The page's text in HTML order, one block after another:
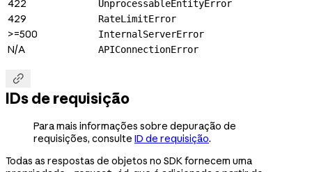
422 UnprocessableEntityError
429 RateLimitError
>=500 InternalServerError
N/A APIConnectionError

IDs de requisição
Para mais informações sobre depuração de
requisições, consulte ID de requisição.
Todas as respostas de objetos no SDK fornecem uma